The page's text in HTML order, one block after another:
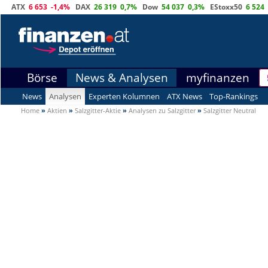
ATX 6 653 -1,4% DAX 26 319 0,7% Dow 54 037 0,3% EStoxx50 6 524
Börse News & Analysen myfinanzen
News Analysen Experten Kolumnen ATX News Top-Rankings
Home » Aktien » Salzgitter-Aktie » Analysen zu Salzgitter » Salzgitter Neutral